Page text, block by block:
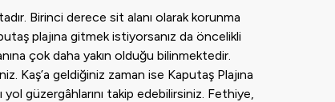
Birinci derece sit alanı olarak korunma
plajına gitmek istiyorsanız da öncelikli
çok daha yakın olduğu bilinmektedir.
Kaş’a geldiğiniz zaman ise Kaputaş Plajına
güzergâhlarını takip edebilirsiniz. Fethiye,